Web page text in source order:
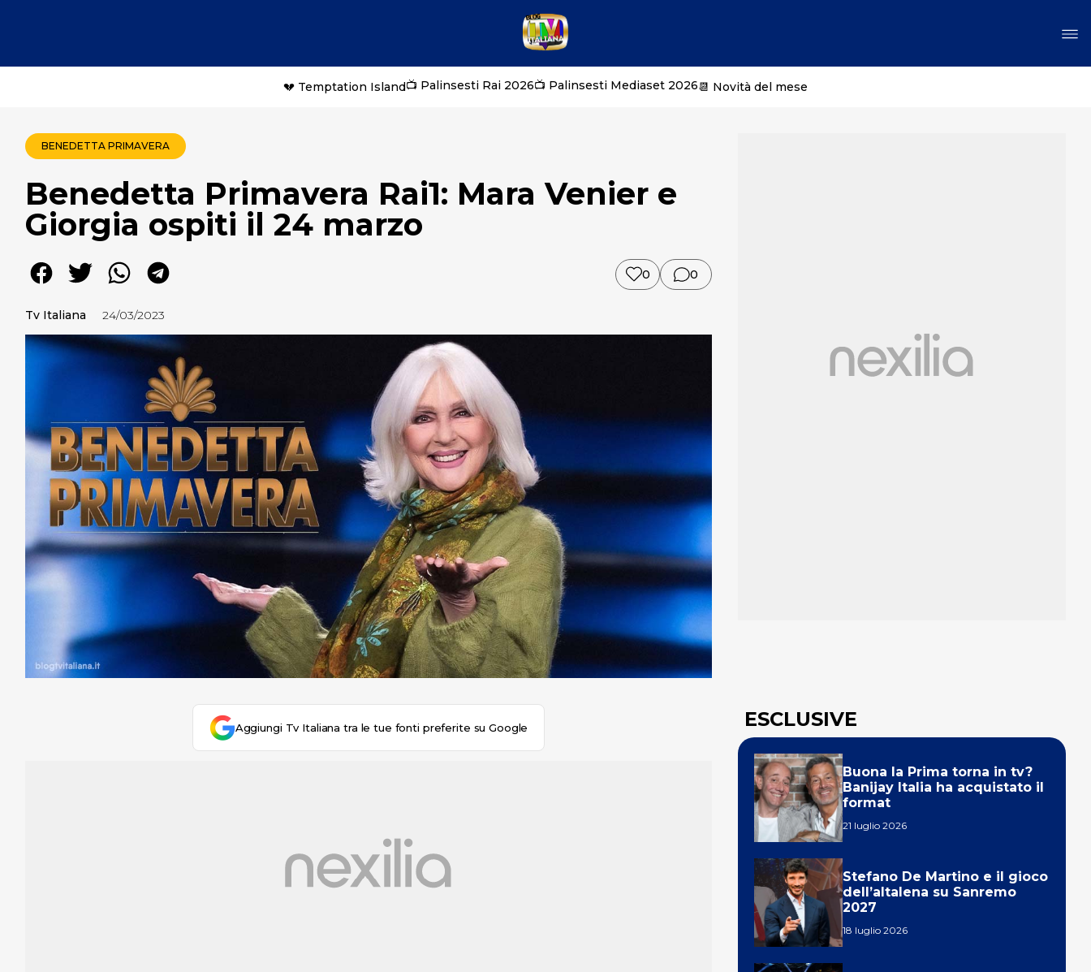
💔 Temptation Island📺 Palinsesti Rai 2026📺 Palinsesti Mediaset 2026📆 Novità del mese
BENEDETTA PRIMAVERA
Benedetta Primavera Rai1: Mara Venier e
Giorgia ospiti il 24 marzo
0 0
Tv Italiana 24/03/2023
Aggiungi Tv Italiana tra le tue fonti preferite su Google ESCLUSIVE
Buona la Prima torna in tv?
Banijay Italia ha acquistato il
format
21 luglio 2026
Stefano De Martino e il gioco
dell’altalena su Sanremo
2027
18 luglio 2026